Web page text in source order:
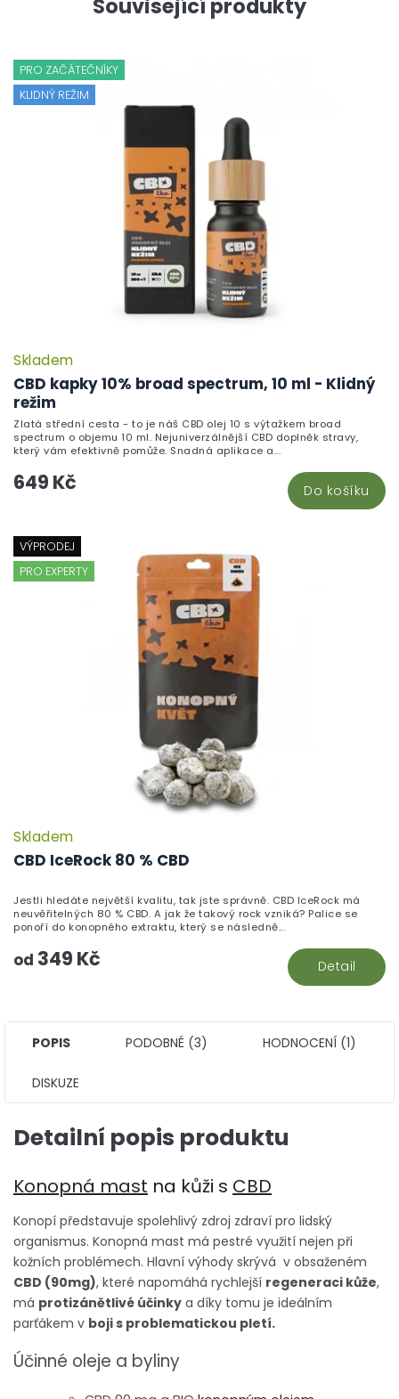
Související produkty
PRO ZAČÁTEČNÍKY
KLIDNÝ REŽIM
CBD kapky 10% broad spectrum, 10 ml - Klidný
režim
Skladem
649 Kč Do košíku
Zlatá střední cesta - to je náš CBD olej 10 s výtažkem broad
spectrum o objemu 10 ml. Nejuniverzálnější CBD doplněk stravy,
který vám efektivně pomůže. Snadná aplikace a...
VÝPRODEJ
PRO EXPERTY
CBD IceRock 80 % CBD
Skladem
od 349 Kč Detail
Jestli hledáte největší kvalitu, tak jste správně. CBD IceRock má
neuvěřitelných 80 % CBD. A jak že takový rock vzniká? Palice se
ponoří do konopného extraktu, který se následně...
POPIS PODOBNÉ (3) HODNOCENÍ (1)
DISKUZE
Detailní popis produktu
Konopná mast na kůži s CBD
Konopí představuje spolehlivý zdroj zdraví pro lidský
organismus. Konopná mast má pestré využití nejen při
kožních problémech. Hlavní výhody skrývá v obsaženém
CBD (90mg), které napomáhá rychlejší regeneraci kůže,
má protizánětlivé účinky a díky tomu je ideálním
parťákem v boji s problematickou pletí.
Účinné oleje a byliny